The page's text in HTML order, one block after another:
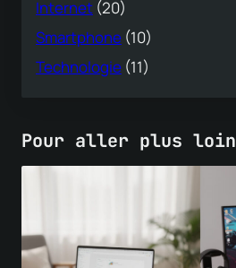
Internet (20)
Smartphone (10)
Technologie (11)
Pour aller plus loin